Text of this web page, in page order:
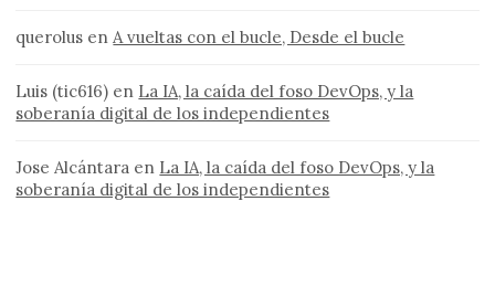
querolus enA vueltas con el bucle, Desde el bucle
Luis (tic616) en La IA, la caída del foso DevOps, y la
soberanía digital de los independientes
Jose Alcántara en La IA, la caída del foso DevOps, y la
soberanía digital de los independientes